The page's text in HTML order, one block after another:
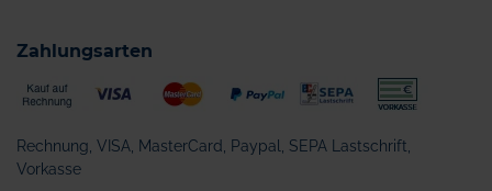
Zahlungsarten
Rechnung, VISA, MasterCard, Paypal, SEPA Lastschrift,
Vorkasse